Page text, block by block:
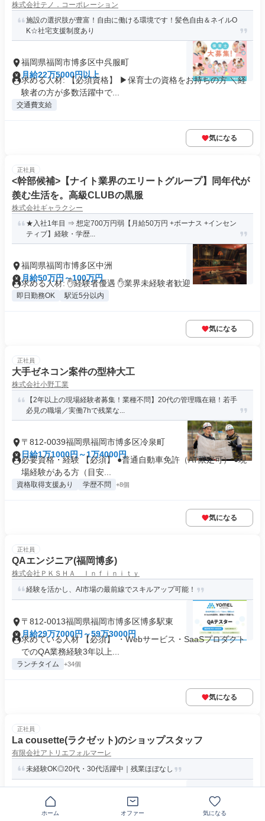
株式会社テノ．コーポレーション
施設の選択肢が豊富！自由に働ける環境です！髪色自由＆ネイルO
K☆社宅支援制度あり
福岡県福岡市博多区中呉服町
月給22万5000円以上
求める人材: 【必須資格】 ▶保育士の資格をお持ちの方 ＼経
験者の方が多数活躍中で...
交通費支給
気になる
正社員
<幹部候補>【ナイト業界のエリートグループ】同年代が
羨む生活を。高級CLUBの黒服
株式会社ギャラクシー
★入社1年目 ⇒ 想定700万円弱【月給50万円 +ボーナス +インセン
ティブ】経験・学歴...
福岡県福岡市博多区中洲
月給50万円～100万円
求める人材: ✋経験者優遇 ✋業界未経験者歓迎
即日勤務OK 駅近5分以内
気になる
正社員
大手ゼネコン案件の型枠大工
株式会社小野工業
【2年以上の現場経験者募集！業種不問】20代の管理職在籍！若手
必見の職場／実働7hで残業な...
〒812-0039福岡県福岡市博多区冷泉町
日給1万1000円～1万4000円
必要資格・経験 【必須】 ●普通自動車免許（AT限定可） ●現
場経験がある方（目安...
資格取得支援あり 学歴不問 +8個
気になる
正社員
QAエンジニア(福岡博多)
株式会社ＰＫＳＨＡ Ｉｎｆｉｎｉｔｙ
経験を活かし、AI市場の最前線でスキルアップ可能！
〒812-0013福岡県福岡市博多区博多駅東
月給29万7000円～59万3000円
求めている人材 【必須】 ・Webサービス・SaaSプロダクト
でのQA業務経験3年以上...
ランチタイム +34個
気になる
正社員
La cousette(ラクゼット)のショップスタッフ
有限会社アトリエフォルマーレ
未経験OK◎20代・30代活躍中｜残業ほぼなし
〒812-0011福岡県福岡市博多区博多駅前
月給23万円～27万円
求めている人材 経験不問 未経験歓迎20代・30代活躍中！ ◆
ホーム オファー 気になる